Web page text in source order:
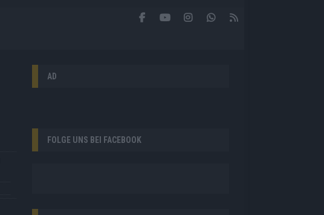
AD
FOLGE UNS BEI FACEBOOK